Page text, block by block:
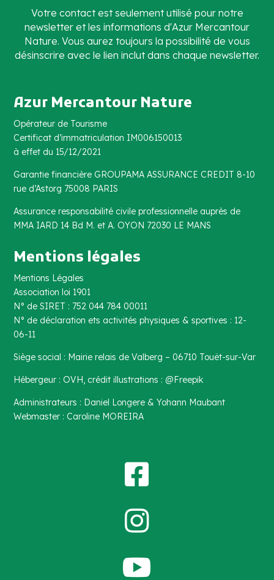
Votre contact est seulement utilisé pour notre
newsletter et les informations d'Azur Mercantour
Nature. Vous aurez toujours la possibilité de vous
désinscrire avec le lien inclut dans chaque newsletter.
Azur Mercantour Nature
Opérateur de Tourisme
Certificat d’immatriculation IM006150013
à effet du 15/12/2021
Garantie financière GROUPAMA ASSURANCE CREDIT 8-10
rue d’Astorg 75008 PARIS
Assurance responsabilité civile professionnelle auprès de
MMA IARD 14 Bd M. et A. OYON 72030 LE MANS
Mentions légales
Mentions Légales
Association loi 1901
N° de SIRET : 752 044 784 00011
N° de déclaration ets activités physiques & sportives : 12-
06-11
Siège social : Mairie relais de Valberg – 06710 Touët-sur-Var
Hébergeur : OVH, crédit illustrations : @Freepik
Administrateurs : Daniel Longere & Yohann Maubant
Webmaster : Caroline MOREIRA


